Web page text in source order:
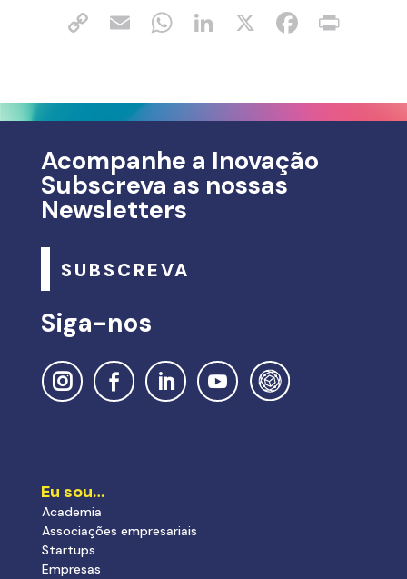
Acompanhe a Inovação
Subscreva as nossas
Newsletters
SUBSCREVA
Siga-nos
Eu sou…
Academia
Associações empresariais
Startups
Empresas